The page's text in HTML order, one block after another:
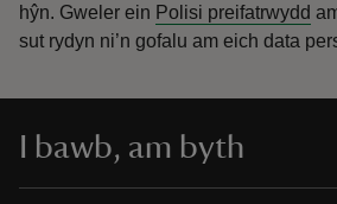
hŷn. Gweler ein Polisi preifatrwydd
sut rydyn ni’n gofalu am eich data
I bawb, am byth